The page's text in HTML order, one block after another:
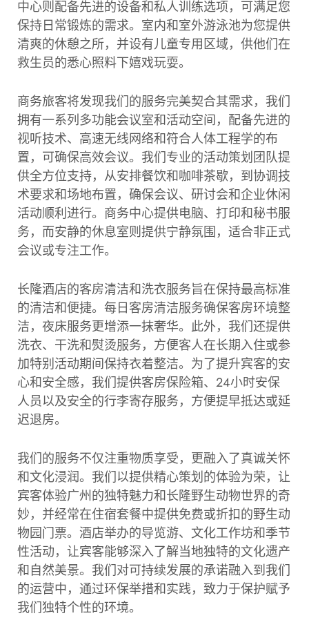
中心则配备先进的设备和私人训练选项，可满足您
保持日常锻炼的需求。室内和室外游泳池为您提供
清爽的休憩之所，并设有儿童专用区域，供他们在
救生员的悉心照料下嬉戏玩耍。
商务旅客将发现我们的服务完美契合其需求，我们
拥有一系列多功能会议室和活动空间，配备先进的
视听技术、高速无线网络和符合人体工程学的布
置，可确保高效会议。我们专业的活动策划团队提
供全方位支持，从安排餐饮和咖啡茶歇，到协调技
术要求和场地布置，确保会议、研讨会和企业休闲
活动顺利进行。商务中心提供电脑、打印和秘书服
务，而安静的休息室则提供宁静氛围，适合非正式
会议或专注工作。
长隆酒店的客房清洁和洗衣服务旨在保持最高标准
的清洁和便捷。每日客房清洁服务确保客房环境整
洁，夜床服务更增添一抹奢华。此外，我们还提供
洗衣、干洗和熨烫服务，方便客人在长期入住或参
加特别活动期间保持衣着整洁。为了提升宾客的安
心和安全感，我们提供客房保险箱、24小时安保
人员以及安全的行李寄存服务，方便提早抵达或延
迟退房。
我们的服务不仅注重物质享受，更融入了真诚关怀
和文化浸润。我们以提供精心策划的体验为荣，让
宾客体验广州的独特魅力和长隆野生动物世界的奇
妙，并经常在住宿套餐中提供免费或折扣的野生动
物园门票。酒店举办的导览游、文化工作坊和季节
性活动，让宾客能够深入了解当地独特的文化遗产
和自然美景。我们对可持续发展的承诺融入到我们
的运营中，通过环保举措和实践，致力于保护赋予
我们独特个性的环境。